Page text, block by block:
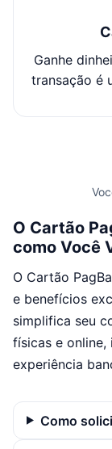
Ganhe
transação é
O Cartão
como Você
O Cartão
e benefícios
simplifica seu
físicas e online,
experiência
Como